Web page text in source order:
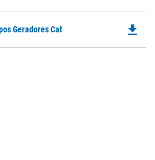
Geradores Cat file_download